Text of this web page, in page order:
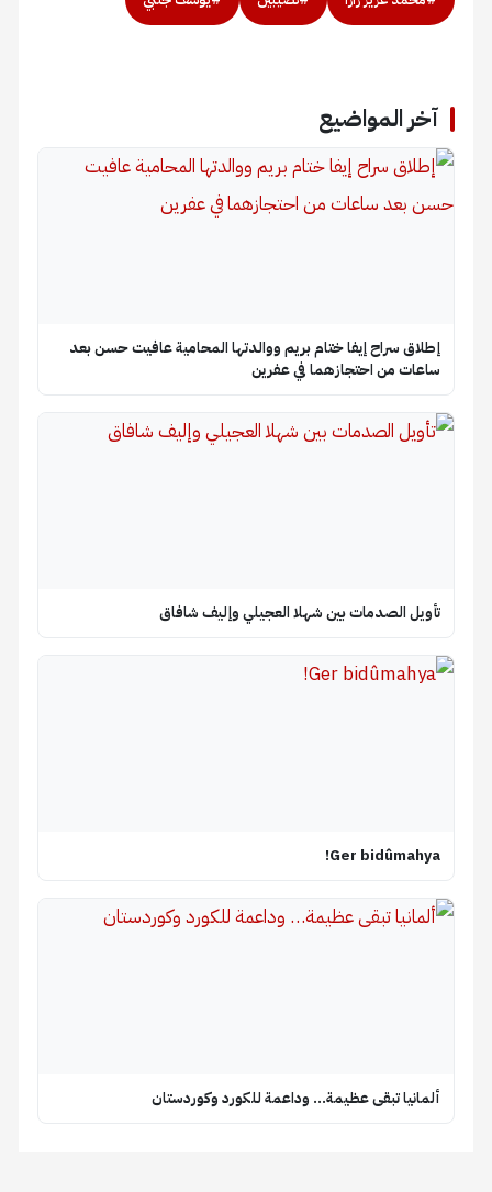
آخر المواضيع
إطلاق سراح إيفا ختام بريم ووالدتها المحامية عافيت حسن بعد
ساعات من احتجازهما في عفرين
تأويل الصدمات بين شهلا العجيلي وإليف شافاق
Ger bidûmahya!
ألمانيا تبقى عظيمة… وداعمة للكورد وكوردستان